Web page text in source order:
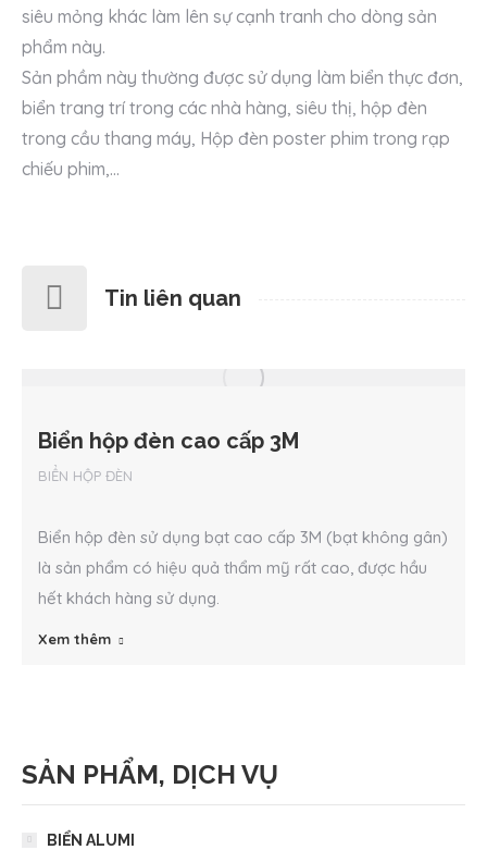
siêu mỏng khác làm lên sự cạnh tranh cho dòng sản
phẩm này.
Sản phầm này thường được sử dụng làm biển thực đơn,
biển trang trí trong các nhà hàng, siêu thị, hộp đèn
trong cầu thang máy, Hộp đèn poster phim trong rạp
chiếu phim,…
Tin liên quan
Biển hộp đèn cao cấp 3M
BIỂN HỘP ĐÈN
Biển hộp đèn sử dụng bạt cao cấp 3M (bạt không gân)
là sản phẩm có hiệu quả thẩm mỹ rất cao, được hầu
hết khách hàng sử dụng.
Xem thêm
SẢN PHẨM, DỊCH VỤ
BIỂN ALUMI